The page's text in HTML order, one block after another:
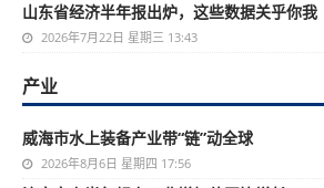
山东省经济半年报出炉，这些数据关乎你我
2026年7月22日 星期三 13:43
产业
威海市水上装备产业带“链”动全球
2026年8月6日 星期四 17:56